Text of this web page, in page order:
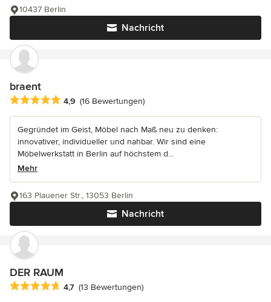
Nachricht
10437 Berlin
braent
Durchschnittliche Bewertung: 4.9 von 5 Sternen
4,9 (16 Bewertungen)
Gegründet im Geist, Möbel nach Maß neu zu denken:
innovativer, individueller und nahbar. Wir sind eine
Möbelwerkstatt in Berlin auf höchstem d...
Mehr
Nachricht
163 Plauener Str., 13053 Berlin
DER RAUM
Durchschnittliche Bewertung: 4.7 von 5 Sternen
4,7 (13 Bewertungen)